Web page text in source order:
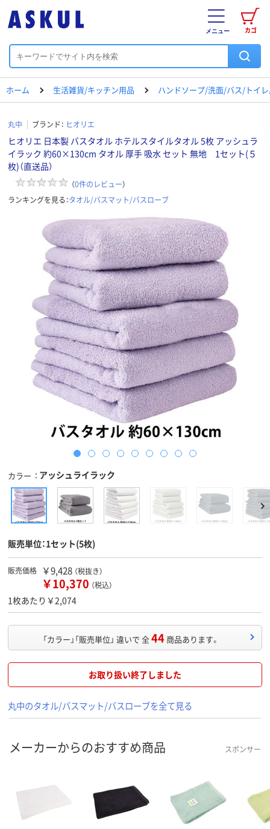
カゴ
メニュー
ホーム 生活雑貨/キッチン用品 ハンドソープ/洗面/バス/トイ
丸中 ブランド： ヒオリエ
ヒオリエ 日本製 バスタオル ホテルスタイルタオル 5枚 アッシュラ
イラック 約60×130cm タオル 厚手 吸水 セット 無地 1セット(５
枚)（直送品）
（0件のレビュー）
ランキングを見る：タオル/バスマット/バスローブ
カラー アッシュライラック
販売単位：1セット(5枚)
販売価格 ￥9,428 （税抜き）
￥10,370 （税込）
1枚あたり￥2,074
「カラー」「販売単位」 違いで 全44 商品あります。
お取り扱い終了しました
丸中のタオル/バスマット/バスローブを全て見る
メーカーからのおすすめ商品 スポンサー